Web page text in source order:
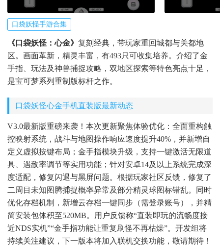
口袋妖怪手游合集
《口袋妖怪：心金》 复刻经典，带玩家重回城都与关都地
区。画面革新，精灵丰富，有493只可收集培养。介绍了金
手指、玩法及神兽捕捉攻略，双地区探索等特色亮点十足，
是宝可梦系列重制版标杆之作。
口袋妖怪心金手机直装版最新动态
V3.0最新版重磅来袭！本次更新聚焦体验优化：全面重构触
控映射系统，战斗与地图操作响应速度提升40%，并新增自
定义虚拟按键布局；金手指模块升级，支持一键激活无限道
具、遇敌率调节等实用功能；针对安卓14及以上系统完成深
度适配，修复闪退与黑屏问题。根据玩家社区反馈，修复了
二周目未知图腾捕捉概率异常及部分精灵球图标错乱。同时
优化存档机制，新增云存档一键同步（需登录账号），并精
简安装包体积至520MB。用户反馈称“直装即玩的流畅度接
近NDS实机”“金手指功能让重复刷怪不再枯燥”。开发组将
持续关注建议，下一版本将加入联机交换功能，敬请期待！